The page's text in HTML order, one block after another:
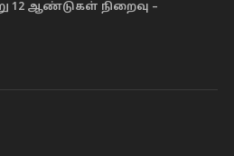
12 ஆண்டுகள் நிறைவு –